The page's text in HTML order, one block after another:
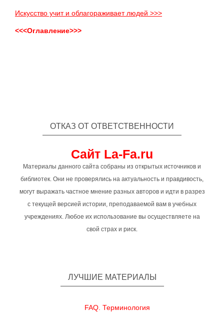
Искусство учит и облагораживает людей >>>
<<<Оглавление>>>
ОТКАЗ ОТ ОТВЕТСТВЕННОСТИ
Сайт La-Fa.ru
Материалы данного сайта собраны из открытых источников и
библиотек. Они не проверялись на актуальность и правдивость,
могут выражать частное мнение разных авторов и идти в разрез
с текущей версией истории, преподаваемой вам в учебных
учреждениях. Любое их использование вы осуществляете на
свой страх и риск.
ЛУЧШИЕ МАТЕРИАЛЫ
FAQ. Терминология